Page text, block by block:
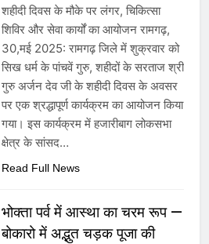
शहीदी दिवस के मौके पर लंगर, चिकित्सा
शिविर और सेवा कार्यों का आयोजन रामगढ़,
30,मई 2025: रामगढ़ जिले में शुक्रवार को
सिख धर्म के पांचवें गुरु, शहीदों के सरताज श्री
गुरु अर्जन देव जी के शहीदी दिवस के अवसर
पर एक श्रद्धापूर्ण कार्यक्रम का आयोजन किया
गया। इस कार्यक्रम में हजारीबाग लोकसभा
क्षेत्र के सांसद…
Read Full News
भोक्ता पर्व में आस्था का चरम रूप —
बोकारो में अद्भुत चड़क पूजा की